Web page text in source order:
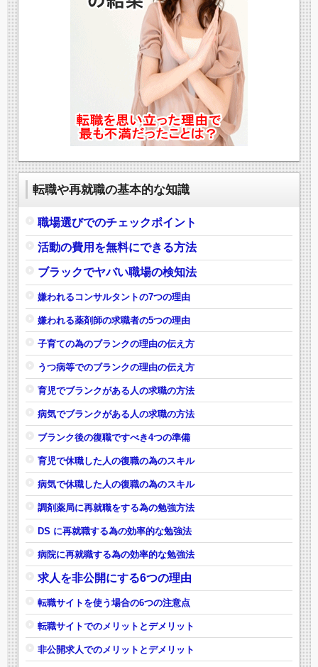
転職や再就職の基本的な知識
職場選びでのチェックポイント
活動の費用を無料にできる方法
ブラックでヤバい職場の検知法
嫌われるコンサルタントの7つの理由
嫌われる薬剤師の求職者の5つの理由
子育ての為のブランクの理由の伝え方
うつ病等でのブランクの理由の伝え方
育児でブランクがある人の求職の方法
病気でブランクがある人の求職の方法
ブランク後の復職ですべき4つの準備
育児で休職した人の復職の為のスキル
病気で休職した人の復職の為のスキル
調剤薬局に再就職をする為の勉強方法
DS に再就職する為の効率的な勉強法
病院に再就職する為の効率的な勉強法
求人を非公開にする6つの理由
転職サイトを使う場合の6つの注意点
転職サイトでのメリットとデメリット
非公開求人でのメリットとデメリット